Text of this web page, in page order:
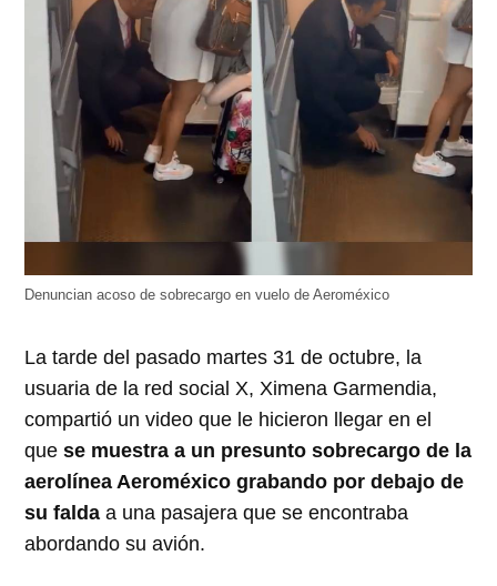
Denuncian acoso de sobrecargo en vuelo de Aeroméxico
La tarde del pasado martes 31 de octubre, la
usuaria de la red social X, Ximena Garmendia,
compartió un video que le hicieron llegar en el
que se muestra a un presunto sobrecargo de la
aerolínea Aeroméxico grabando por debajo de
su falda a una pasajera que se encontraba
abordando su avión.